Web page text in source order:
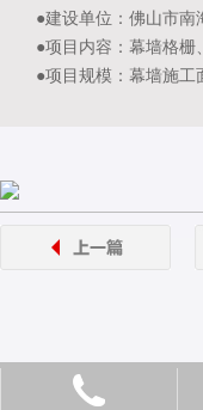
●建设单位：佛山市南
●项目内容：幕墙格栅
●项目规模：幕墙施工